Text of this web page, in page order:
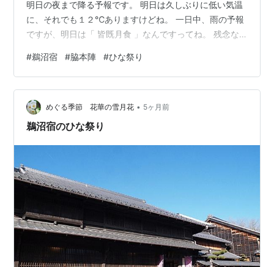
明日の夜まで降る予報です。 明日は久しぶりに低い気温
に、それでも１２℃ありますけどね。 一日中、雨の予報
ですが、明日は「 皆既月食 」なんですってね。 残念な
ンダーめくっておいて 」と言われ、 おぉ～そうだわ、３
月ですものね。 ♬ やよい くさもち 春一番 ひしもち あら
れ ひな祭り ひな祭り ♬ （ 食いしん坊のカレンダーより
） ー・－・－・ー 「 鵜沼宿脇本陣 」 「 町家館 」を見
終えて、「 脇本陣 」にやってきました。
#鵜沼宿 #脇本陣 #ひな祭り
めぐる季節 花華の雪月花 • 5ヶ月前
鵜沼宿のひな祭り